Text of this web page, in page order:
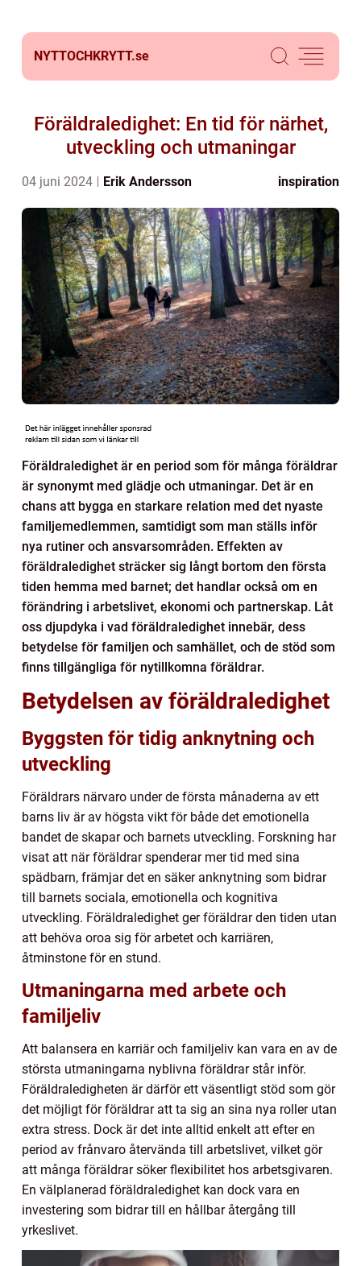
NYTTOCHKRYTT.se
Föräldraledighet: En tid för närhet,
utveckling och utmaningar
04 juni 2024 Erik Andersson inspiration
Föräldraledighet är en period som för många föräldrar
är synonymt med glädje och utmaningar. Det är en
chans att bygga en starkare relation med det nyaste
familjemedlemmen, samtidigt som man ställs inför
nya rutiner och ansvarsområden. Effekten av
föräldraledighet sträcker sig långt bortom den första
tiden hemma med barnet; det handlar också om en
förändring i arbetslivet, ekonomi och partnerskap. Låt
oss djupdyka i vad föräldraledighet innebär, dess
betydelse för familjen och samhället, och de stöd som
finns tillgängliga för nytillkomna föräldrar.
Betydelsen av föräldraledighet
Byggsten för tidig anknytning och
utveckling
Föräldrars närvaro under de första månaderna av ett
barns liv är av högsta vikt för både det emotionella
bandet de skapar och barnets utveckling. Forskning har
visat att när föräldrar spenderar mer tid med sina
spädbarn, främjar det en säker anknytning som bidrar
till barnets sociala, emotionella och kognitiva
utveckling. Föräldraledighet ger föräldrar den tiden utan
att behöva oroa sig för arbetet och karriären,
åtminstone för en stund.
Utmaningarna med arbete och
familjeliv
Att balansera en karriär och familjeliv kan vara en av de
största utmaningarna nyblivna föräldrar står inför.
Föräldraledigheten är därför ett väsentligt stöd som gör
det möjligt för föräldrar att ta sig an sina nya roller utan
extra stress. Dock är det inte alltid enkelt att efter en
period av frånvaro återvända till arbetslivet, vilket gör
att många föräldrar söker flexibilitet hos arbetsgivaren.
En välplanerad föräldraledighet kan dock vara en
investering som bidrar till en hållbar återgång till
yrkeslivet.